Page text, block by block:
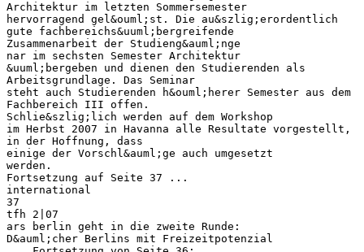
Architektur im letzten Sommersemester
hervorragend gel&ouml;st. Die au&szlig;erordentlich
gute fachbereichs&uuml;bergreifende
Zusammenarbeit der Studieng&auml;nge
nar im sechsten Semester Architektur
&uuml;bergeben und dienen den Studierenden als
Arbeitsgrundlage. Das Seminar
steht auch Studierenden h&ouml;herer Semester aus dem
Fachbereich III offen.
Schlie&szlig;lich werden auf dem Workshop
im Herbst 2007 in Havanna alle Resultate vorgestellt,
in der Hoffnung, dass
einige der Vorschl&auml;ge auch umgesetzt
werden.
Fortsetzung auf Seite 37 ...
international
37
tfh 2|07
ars berlin geht in die zweite Runde:
D&auml;cher Berlins mit Freizeitpotenzial